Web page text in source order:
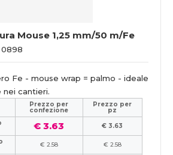
Mouse 1,25 mm/50 m/Fe
Fe - mouse wrap = palmo - ideale
nei cantieri.
Prezzo per
confezione
Prezzo per
pz
€ 3.63
€ 3.63
€ 2.58
€ 2.58